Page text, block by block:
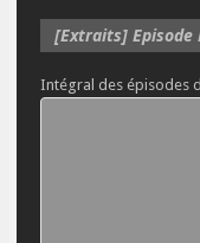
[Extraits] Episode
Intégral des épisodes